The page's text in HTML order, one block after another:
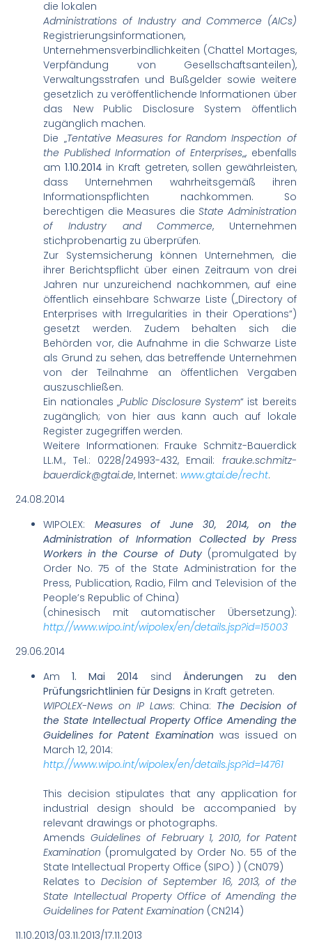
die lokalen
Administrations of Industry and Commerce (AICs)
Registrierungsinformationen,
Unternehmensverbindlichkeiten (Chattel Mortages,
Verpfändung von Gesellschaftsanteilen),
Verwaltungsstrafen und Bußgelder sowie weitere
gesetzlich zu veröffentlichende Informationen über
das New Public Disclosure System öffentlich
zugänglich machen.
Die „Tentative Measures for Random Inspection of
the Published Information of Enterprises„, ebenfalls
am 1.10.2014 in Kraft getreten, sollen gewährleisten,
dass Unternehmen wahrheitsgemäß ihren
Informationspflichten nachkommen. So
berechtigen die Measures dieState Administration
of Industry and Commerce, Unternehmen
stichprobenartig zu überprüfen.
Zur Systemsicherung können Unternehmen, die
ihrer Berichtspflicht über einen Zeitraum von drei
Jahren nur unzureichend nachkommen, auf eine
öffentlich einsehbare Schwarze Liste („Directory of
Enterprises with Irregularities in their Operations“)
gesetzt werden. Zudem behalten sich die
Behörden vor, die Aufnahme in die Schwarze Liste
als Grund zu sehen, das betreffende Unternehmen
von der Teilnahme an öffentlichen Vergaben
auszuschließen.
Ein nationales „Public Disclosure System“ ist bereits
zugänglich; von hier aus kann auch auf lokale
Register zugegriffen werden.
Weitere Informationen: Frauke Schmitz-Bauerdick
LL.M., Tel.: 0228/24993-432, Email: frauke.schmitz-
bauerdick@gtai.de, Internet: www.gtai.de/recht.
24.08.2014
WIPOLEX: Measures of June 30, 2014, on the
Administration of Information Collected by Press
Workers in the Course of Duty(promulgated by
Order No. 75 of the State Administration for the
Press, Publication, Radio, Film and Television of the
People’s Republic of China)
(chinesisch mit automatischer Übersetzung):
http://www.wipo.int/wipolex/en/details.jsp?id=15003
29.06.2014
Am1. Mai 2014 sind Änderungen zu den
Prüfungsrichtlinien für Designs in Kraft getreten.
WIPOLEX-News on IP Laws: China: The Decision of
the State Intellectual Property Office Amending the
Guidelines for Patent Examination was issued on
March 12, 2014:
http://www.wipo.int/wipolex/en/details.jsp?id=14761
This decision stipulates that any application for
industrial design should be accompanied by
relevant drawings or photographs.
AmendsGuidelines of February 1, 2010, for Patent
Examination (promulgated by Order No. 55 of the
State Intellectual Property Office (SIPO) ) (CN079)
Relates toDecision of September 16, 2013, of the
State Intellectual Property Office of Amending the
Guidelines for Patent Examination (CN214)
11.10.2013/03.11.2013/17.11.2013